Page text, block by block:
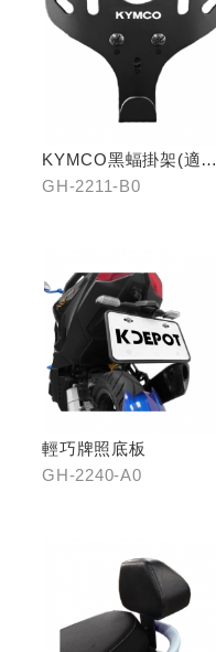
KYMCO黑蝠掛架(適用
原車可收折掛
GH-2211-B0
輕巧牌照底板
GH-2240-A0